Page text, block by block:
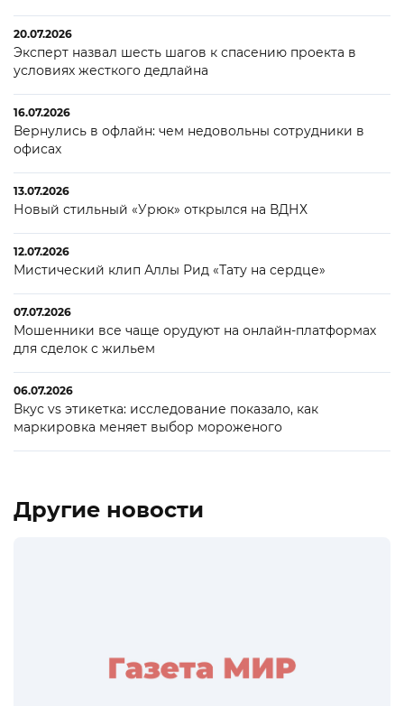
20.07.2026
Эксперт назвал шесть шагов к спасению проекта в
условиях жесткого дедлайна
16.07.2026
Вернулись в офлайн: чем недовольны сотрудники в
офисах
13.07.2026
Новый стильный «Урюк» открылся на ВДНХ
12.07.2026
Мистический клип Аллы Рид «Тату на сердце»
07.07.2026
Мошенники все чаще орудуют на онлайн-платформах
для сделок с жильем
06.07.2026
Вкус vs этикетка: исследование показало, как
маркировка меняет выбор мороженого
Другие новости